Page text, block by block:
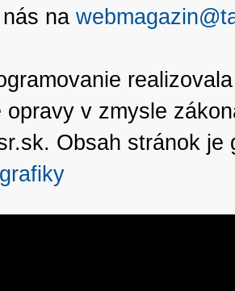
na
opravy v zmysle
Obsah stránok